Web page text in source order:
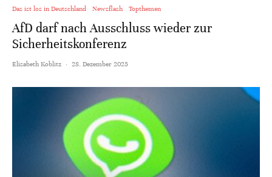
Das ist los in Deutschland Newsflash Topthemen
AfD darf nach Ausschluss wieder zur
Sicherheitskonferenz
Elisabeth Koblitz · 28. Dezember 2025